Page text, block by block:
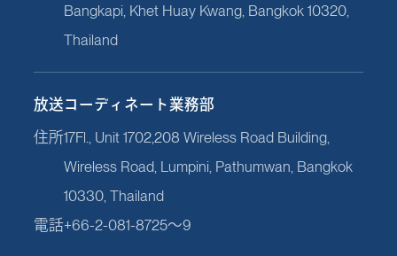
Bangkapi, Khet Huay Kwang, Bangkok 10320,
Thailand
放送コーディネート業務部
住所17Fl., Unit 1702,208 Wireless Road Building,
Wireless Road, Lumpini, Pathumwan, Bangkok
10330, Thailand
電話+66-2-081-8725～9